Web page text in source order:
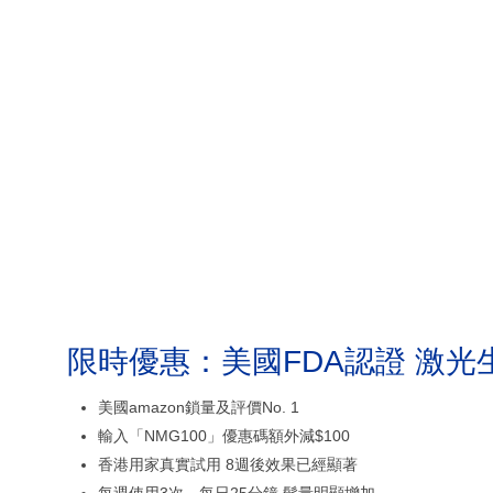
限時優惠：美國FDA認證 激光
美國amazon鎖量及評價No. 1
輸入「NMG100」優惠碼額外減$100
香港用家真實試用 8週後效果已經顯著